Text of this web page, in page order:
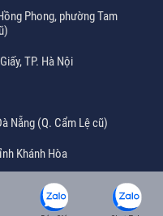
Phong, phường Tam
TP. Hà Nội
Nẵng (Q. Cẩm Lệ cũ)
Khánh Hòa